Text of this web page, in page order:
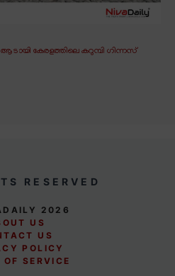
കേരളത്തിലെ കറുമ്പി ഗിന്നസ്
RESERVED
2026
US
US
POLICY
OF SERVICE